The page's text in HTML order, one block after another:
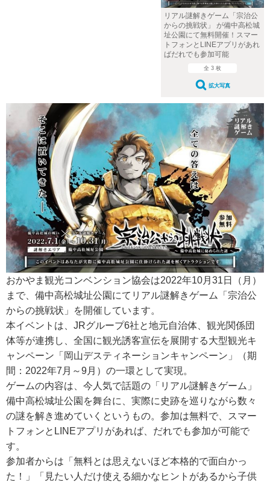
リアル謎解きゲーム「宗治公
からの挑戦状」 が備中高松城
址公園にて無料開催！スマー
トフォンとLINEアプリがあれ
ばだれでも参加可能
全 3 枚
拡大写真
おかやま観光コンベンション協会は2022年10月31日（月）
まで、備中高松城址公園にてリアル謎解きゲーム「宗治公
からの挑戦状」を開催しています。
本イベントは、JRグループ6社と地元自治体、観光関係団
体等が連携し、全国に観光誘客宣伝を展開する大型観光キ
ャンペーン「岡山デスティネーションキャンペーン」（期
間：2022年7月～9月）の一環として実現。
ゲームの内容は、今人気で話題の「リアル謎解きゲーム」
備中高松城址公園を舞台に、実際に史跡を巡りながら数々
の謎を解き進めていくというもの。参加は無料で、スマー
トフォンとLINEアプリがあれば、だれでも参加が可能で
す。
参加者からは「無料とは思えないほど本格的で面白かっ
た！」「見たい人だけ使える細かなヒントがあるから子供